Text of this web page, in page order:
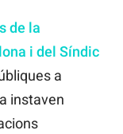
de la
i del Síndic
a
instaven